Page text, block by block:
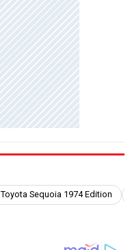
Toyota Sequoia 1974 Edition